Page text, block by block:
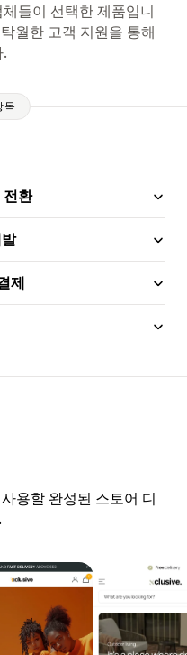
들이 선택한 제품입니
월한 고객 지원을 통해
목
전환
제
용할 완성된 스토어 디